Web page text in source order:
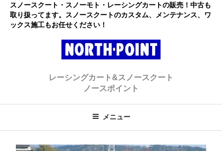
プ
スノースクート・スノーモト・レーシングカートの販売！中古も
取り扱ってます。スノースクートのカスタム、メンテナンス、ワ
ックス施工もお任せください！
ト ノースポイント
レーシングカート&スノースクート
ノースポイント
メニュー